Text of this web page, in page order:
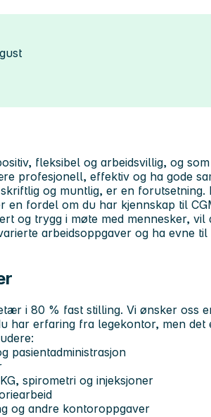
fleksibel og arbeidsvillig, og
profesjonell, effektiv og ha gode
og muntlig, er en
en fordel om du har kjennskap til
og trygg i møte med mennesker, vil
arbeidsoppgaver og ha evne
i 80 % fast stilling. Vi ønsker oss
har erfaring fra legekontor, men det
pasientadministrasjon
spirometri og injeksjoner
og andre kontoroppgaver